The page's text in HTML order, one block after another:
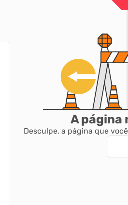
A página
Desculpe, a página que